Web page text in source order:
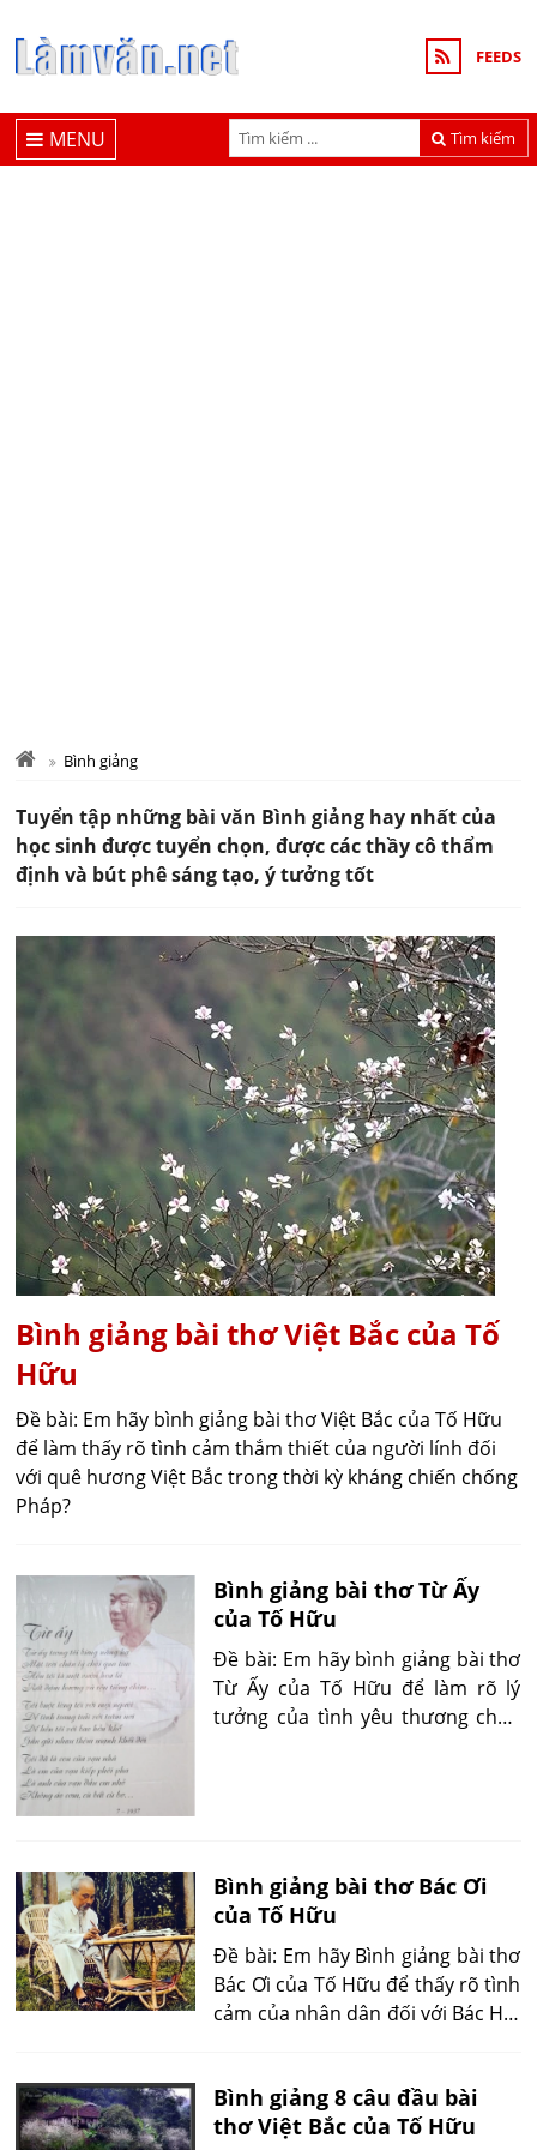
FEEDS
Tìm kiếm
MENU
Bình giảng
Tuyển tập những bài văn Bình giảng hay nhất của
học sinh được tuyển chọn, được các thầy cô thẩm
định và bút phê sáng tạo, ý tưởng tốt
Bình giảng bài thơ Việt Bắc của Tố
Hữu
Đề bài: Em hãy bình giảng bài thơ Việt Bắc của Tố Hữu
để làm thấy rõ tình cảm thắm thiết của người lính đối
với quê hương Việt Bắc trong thời kỳ kháng chiến chống
Pháp?
Bình giảng bài thơ Từ Ấy
của Tố Hữu
Đề bài: Em hãy bình giảng bài thơ
Từ Ấy của Tố Hữu để làm rõ lý
tưởng của tình yêu thương chân
Bình giảng bài thơ Bác Ơi
của Tố Hữu
Đề bài: Em hãy Bình giảng bài thơ
Bác Ơi của Tố Hữu để thấy rõ tình
cảm của nhân dân đối với Bác Hồ,
Bình giảng 8 câu đầu bài
thơ Việt Bắc của Tố Hữu